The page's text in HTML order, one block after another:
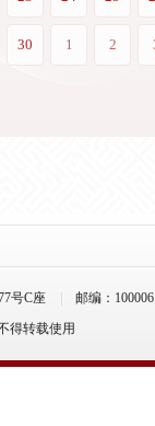
号C座
邮编：100006
得转载使用